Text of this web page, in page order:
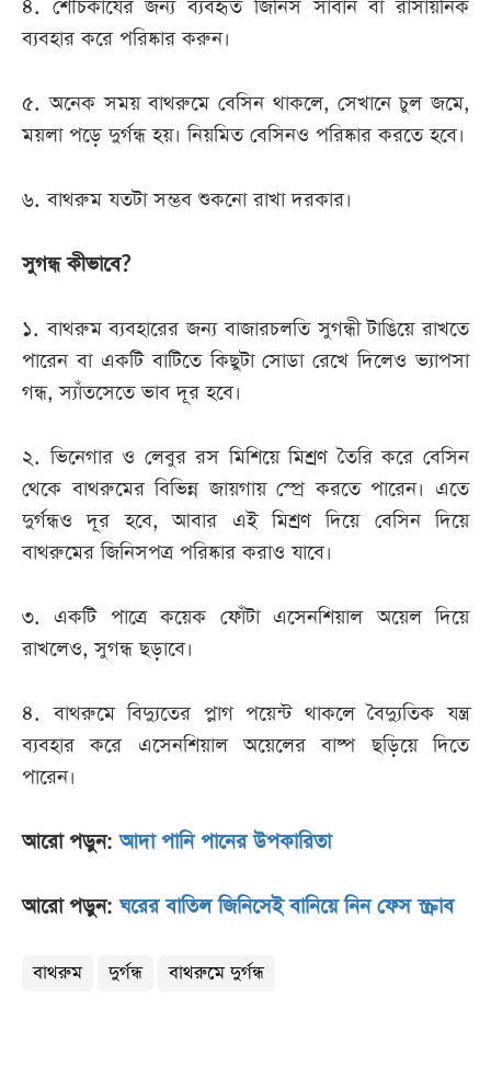
৪. শৌচকার্যের জন্য ব্যবহৃত জিনিস সাবান বা রাসায়নিক
ব্যবহার করে পরিষ্কার করুন।
৫. অনেক সময় বাথরুমে বেসিন থাকলে, সেখানে চুল জমে,
ময়লা পড়ে দুর্গন্ধ হয়। নিয়মিত বেসিনও পরিষ্কার করতে হবে।
৬. বাথরুম যতটা সম্ভব শুকনো রাখা দরকার।
সুগন্ধ কীভাবে?
১. বাথরুম ব্যবহারের জন্য বাজারচলতি সুগন্ধী টাঙিয়ে রাখতে
পারেন বা একটি বাটিতে কিছুটা সোডা রেখে দিলেও ভ্যাপসা
গন্ধ, স্যাঁতসেতে ভাব দূর হবে।
২. ভিনেগার ও লেবুর রস মিশিয়ে মিশ্রণ তৈরি করে বেসিন
থেকে বাথরুমের বিভিন্ন জায়গায় স্প্রে করতে পারেন। এতে
দুর্গন্ধও দূর হবে, আবার এই মিশ্রণ দিয়ে বেসিন দিয়ে
বাথরুমের জিনিসপত্র পরিষ্কার করাও যাবে।
৩. একটি পাত্রে কয়েক ফোঁটা এসেনশিয়াল অয়েল দিয়ে
রাখলেও, সুগন্ধ ছড়াবে।
৪. বাথরুমে বিদ্যুতের প্লাগ পয়েন্ট থাকলে বৈদ্যুতিক যন্ত্র
ব্যবহার করে এসেনশিয়াল অয়েলের বাষ্প ছড়িয়ে দিতে
পারেন।
আরো পড়ুন:আদা পানি পানের উপকারিতা
আরো পড়ুন:ঘরের বাতিল জিনিসেই বানিয়ে নিন ফেস স্ক্রাব
বাথরুম দুর্গন্ধ বাথরুমে দুর্গন্ধ